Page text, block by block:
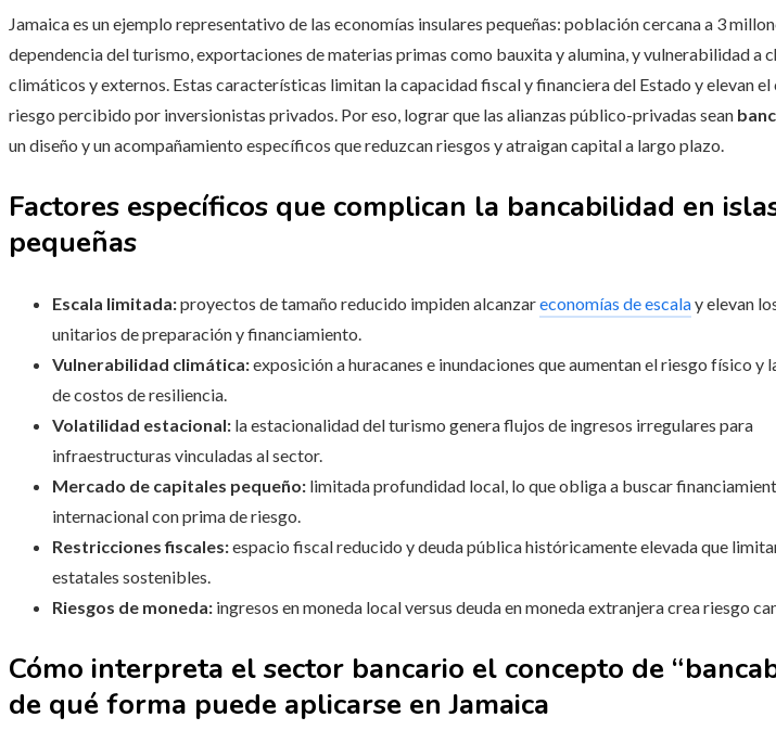
Jamaica es un ejemplo representativo de las economías insulares pequeñas: población cercana a 3
dependencia del turismo, exportaciones de materias primas como bauxita y alumina, y vulnerabilidad a
climáticos y externos. Estas características limitan la capacidad fiscal y financiera del Estado y elevan el
riesgo percibido por inversionistas privados. Por eso, lograr que las alianzas público-privadas sean
un diseño y un acompañamiento específicos que reduzcan riesgos y atraigan capital a largo plazo.
Factores específicos que complican la bancabilidad en
pequeñas
Escala limitada:proyectos de tamaño reducido impiden alcanzareconomías de escalay elevan
unitarios de preparación y financiamiento.
Vulnerabilidad climática:exposición a huracanes e inundaciones que aumentan el riesgo físico y
de costos de resiliencia.
Volatilidad estacional: la estacionalidad del turismo genera flujos de ingresos irregulares para
infraestructuras vinculadas al sector.
Mercado de capitales pequeño: limitada profundidad local, lo que obliga a buscar
internacional con prima de riesgo.
Restricciones fiscales:espacio fiscal reducido y deuda pública históricamente elevada que
estatales sostenibles.
Riesgos de moneda: ingresos en moneda local versus deuda en moneda extranjera crea riesgo
Cómo interpreta el sector bancario el concepto de
de qué forma puede aplicarse en Jamaica